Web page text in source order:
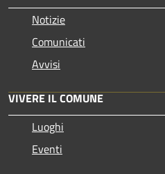
Notizie
Comunicati
Avvisi
VIVERE IL COMUNE
Luoghi
Eventi